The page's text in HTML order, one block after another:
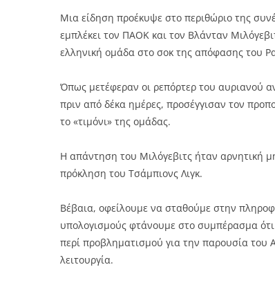
Μια είδηση προέκυψε στο περιθώριο της
εμπλέκει τον ΠΑΟΚ και τον Βλάνταν
ελληνική ομάδα στο σοκ της απόφασης του
Όπως μετέφεραν οι ρεπόρτερ του αυριανού
πριν από δέκα ημέρες, προσέγγισαν τον
το «τιμόνι» της ομάδας.
Η απάντηση του Μιλόγεβιτς ήταν αρνητική
πρόκληση του Τσάμπιονς Λιγκ.
Βέβαια, οφείλουμε να σταθούμε στην
υπολογισμούς φτάνουμε στο συμπέρασμα
περί προβληματισμού για την παρουσία
λειτουργία.